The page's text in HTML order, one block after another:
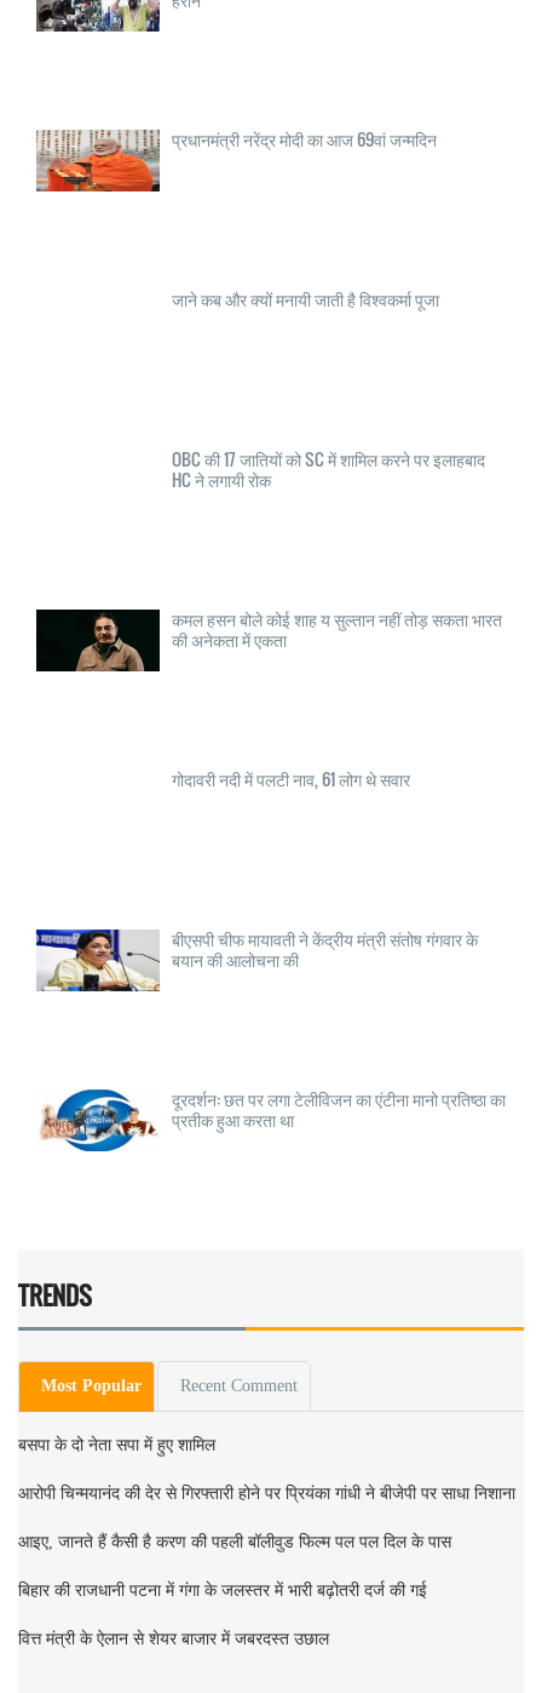
प्रधानमंत्री नरेंद्र मोदी का आज 69वां जन्मदिन
जाने कब और क्यों मनायी जाती है विश्वकर्मा पूजा
OBC की 17 जातियों को SC में शामिल करने पर इलाहबाद
HC ने लगायी रोक
कमल हसन बोले कोई शाह य सुल्तान नहीं तोड़ सकता भारत
की अनेकता में एकता
गोदावरी नदी में पलटी नाव, 61 लोग थे सवार
बीएसपी चीफ मायावती ने केंद्रीय मंत्री संतोष गंगवार के
बयान की आलोचना की
दूरदर्शन: छत पर लगा टेलीविजन का एंटीना मानो प्रतिष्ठा का
प्रतीक हुआ करता था
TRENDS
Most Popular Recent Comment
बसपा के दो नेता सपा में हुए शामिल
आरोपी चिन्मयानंद की देर से गिरफ्तारी होने पर प्रियंका गांधी ने बीजेपी पर साधा निशाना
आइए, जानते हैं कैसी है करण की पहली बॉलीवुड फिल्म पल पल दिल के पास
बिहार की राजधानी पटना में गंगा के जलस्तर में भारी बढ़ोतरी दर्ज की गई
वित्त मंत्री के ऐलान से शेयर बाजार में जबरदस्त उछाल